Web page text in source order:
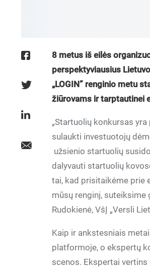
8 metus iš eilės
perspektyviausius
„LOGIN” renginio metu
žiūrovams ir tarptautinei
„Startuolių konkursas
sulaukti investuotojų
užsienio startuolių
dalyvauti startuolių
tai, kad prisitaikėme prie
mūsų renginį,
Rudokienė, VšĮ „Versli
Kaip ir ankstesniais
platformoje, o ekspertų
scenos. Ekspertai